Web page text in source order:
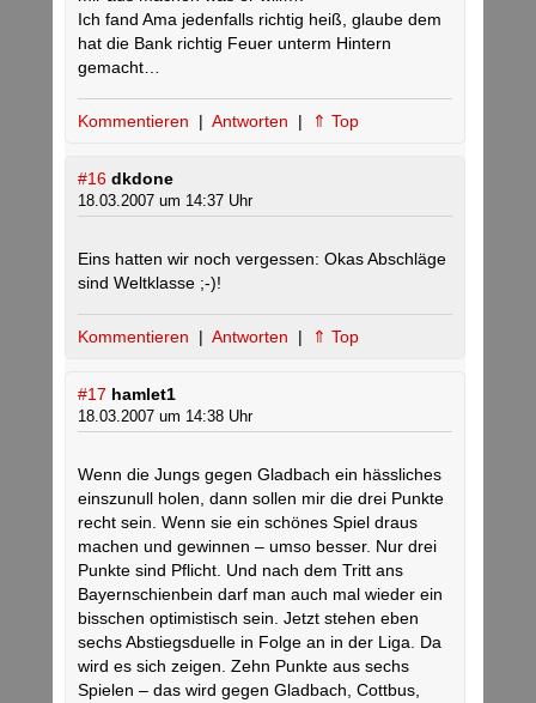
Ich fand Ama jedenfalls richtig heiß, glaube dem
hat die Bank richtig Feuer unterm Hintern
gemacht…
Kommentieren | Antworten | ⇑ Top
#16 dkdone
18.03.2007 um 14:37 Uhr
Eins hatten wir noch vergessen: Okas Abschläge
sind Weltklasse ;-)!
Kommentieren | Antworten | ⇑ Top
#17 hamlet1
18.03.2007 um 14:38 Uhr
Wenn die Jungs gegen Gladbach ein hässliches
einszunull holen, dann sollen mir die drei Punkte
recht sein. Wenn sie ein schönes Spiel draus
machen und gewinnen – umso besser. Nur drei
Punkte sind Pflicht. Und nach dem Tritt ans
Bayernschienbein darf man auch mal wieder ein
bisschen optimistisch sein. Jetzt stehen eben
sechs Abstiegsduelle in Folge an in der Liga. Da
wird es sich zeigen. Zehn Punkte aus sechs
Spielen – das wird gegen Gladbach, Cottbus,